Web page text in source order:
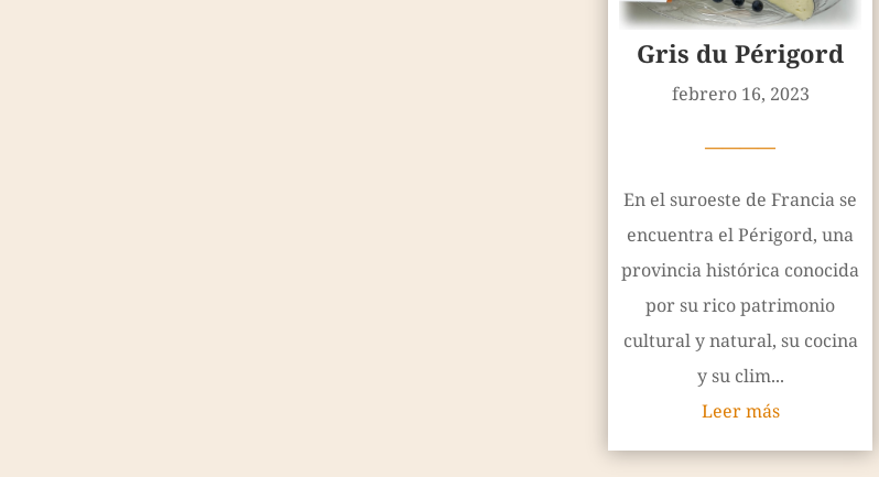
Gris du Périgord
febrero 16, 2023
————
En el suroeste de Francia se
encuentra el Périgord, una
provincia histórica conocida
por su rico patrimonio
cultural y natural, su cocina
y su clim...
Leer más